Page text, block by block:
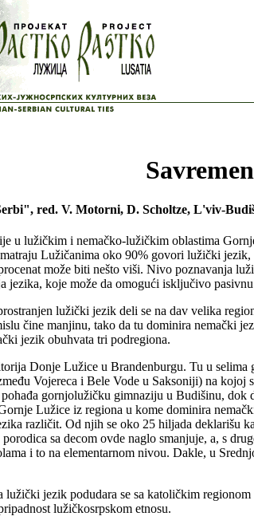
red. V. Motorni, D. Scholtze, L'viv-
u lužičkim i nemačko-lužičkim oblastima
Lužičanima oko 90% govori lužički
može biti nešto viši. Nivo poznavanja
jezika, koje može da omogući isključivo
lužički jezik deli se na dav velika
čine manjinu, tako da tu dominira nemački
jezik obuhvata tri podregiona.
Donje Lužice u Brandenburgu. Tu u
Vojereca i Bele Vode u Saksoniji) na
gornjolužičku gimnaziju u Budišinu,
Lužice iz regiona u kome dominira
različit. Od njih se oko 25 hiljada deklarišu
sa decom ovde naglo smanjuje, a, s
i to na elementarnom nivou. Dakle, u
lužički jezik podudara se sa katoličkim
lužičkosrpskom etnosu.